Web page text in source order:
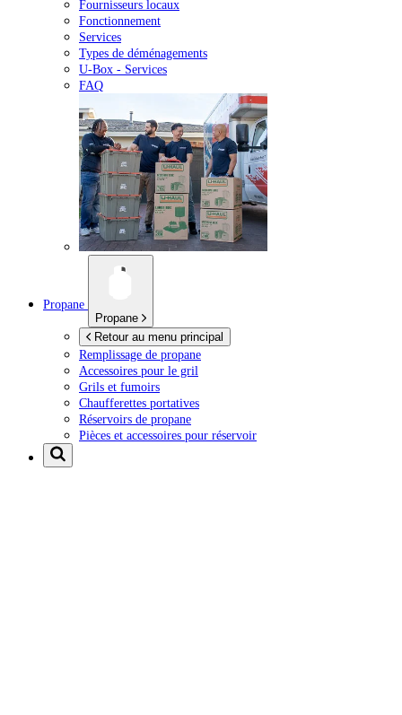
Fournisseurs locaux
Fonctionnement
Services
Types de déménagements
U-Box - Services
FAQ
Propane
Propane
Retour au menu principal
Remplissage de propane
Accessoires pour le gril
Grils et fumoirs
Chaufferettes portatives
Réservoirs de propane
Pièces et accessoires pour réservoir